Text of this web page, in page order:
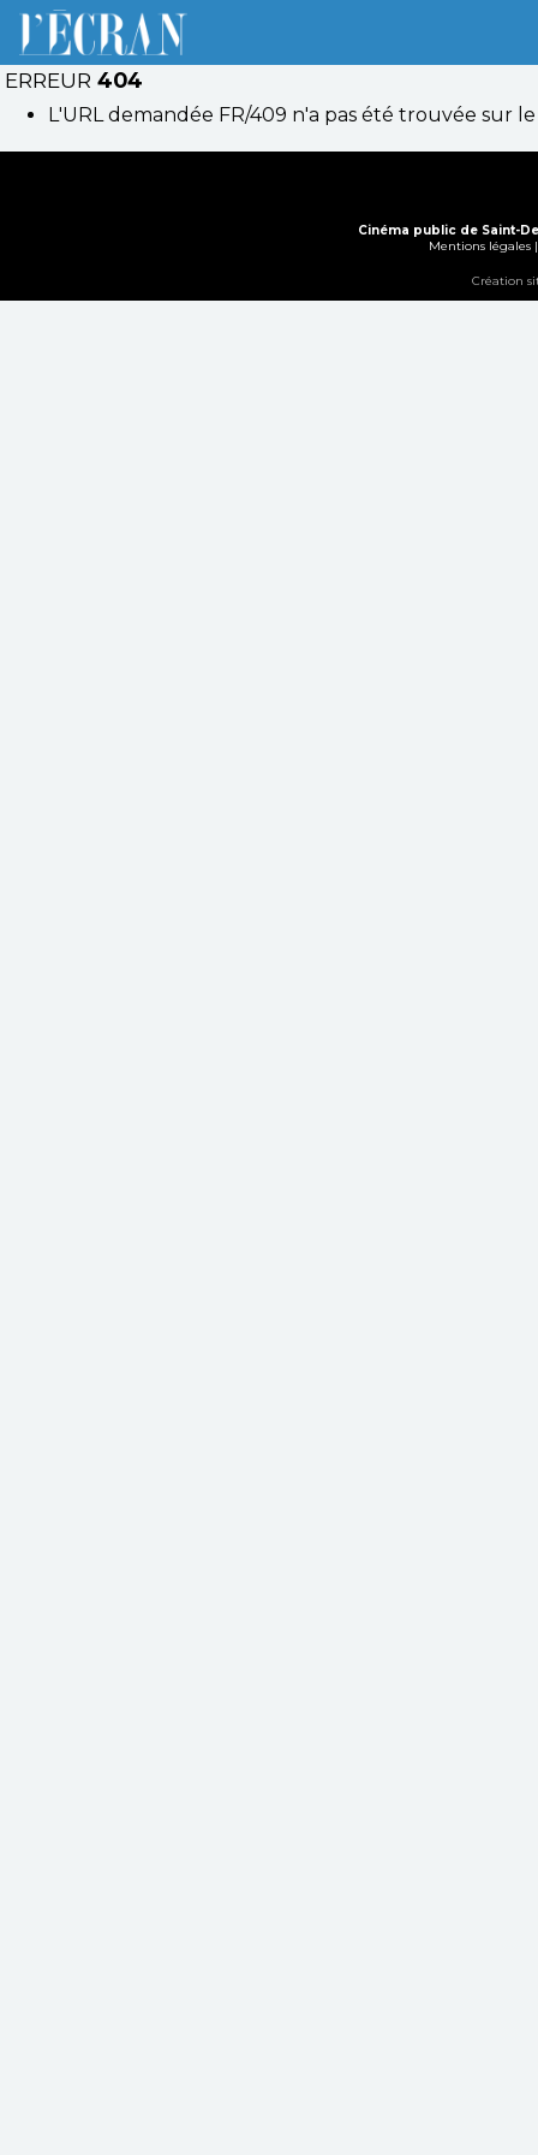
ERREUR 404
L'URL demandée FR/409 n'a pas été trouvée sur
Cinéma public de Saint-
Mentions légales
Création